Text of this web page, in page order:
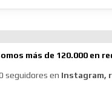
más de 120.000 en
seguidores en Instagram,